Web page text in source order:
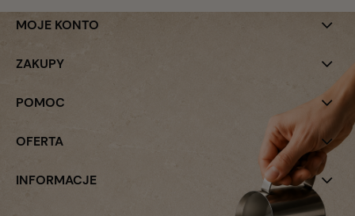
MOJE KONTO
ZAKUPY
POMOC
OFERTA
INFORMACJE